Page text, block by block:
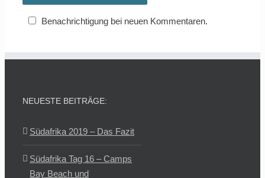
Benachrichtigung bei neuen Kommentaren.
NEUESTE BEITRÄGE:
Südafrika 2019 – Das Fazit
Südafrika Tag 16 – Camps
Bay Beach und